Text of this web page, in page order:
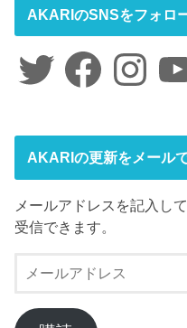
AKARIのSNSをフォロ
Twitter FacebookInstagram
AKARIの更新をメール
メールアドレスを記入し
受信できます。
ー
ル